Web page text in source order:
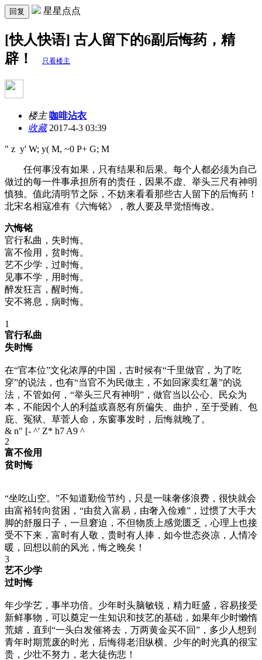
回复 星星点点
[快人快语] 古人留下的6副后悔药，精
辟！
只看楼主
楼主 咖啡沾衣
收藏2017-4-3 03:39
" z y' W; y( M, ~0 P+ G; M
任何事没有如果，只有结果和后果。每个人都必须为自己
做过的每一件事承担所有的责任，因果不虚、举头三尺有神明
慎独。值此清明节之际，不妨来看看那些古人留下的后悔药！
北宋名相寇准有《六悔铭》，教人要及早觉悟悔改。
六悔铭
官行私曲，失时悔。
富不俭用，贫时悔。
艺不少学，过时悔。
见事不学，用时悔。
醉发狂言，醒时悔。
安不将息，病时悔。
1
官行私曲
失时悔
在“官本位”文化浓厚的中国，古时候有“千里做官，为了吃
穿”的说法，也有“当官不为民做主，不如回家卖红薯”的说
法，不管如何，“举头三尺有神明”，做官当以公心、民众为
本，不能因个人的利益或喜怒有所偏失、曲护，至于受贿、包
庇、冤狱、草菅人命，东窗事发时，后悔就晚了。
& n" [- ^' Z* h7 A9 ^
2
富不俭用
贫时悔
“坐吃山空。”不知道勤俭节约，只是一味奢侈浪费，很快就会
由富裕转向贫困，“由贫入富易，由奢入俭难”，过惯了大手大
脚的舒服日子，一旦窘迫，不但物质上感觉匮乏，心理上也接
受不下来，富时有人敬，贵时有人捧，如今世态炎凉，人情冷
暖，回想以前的风光，悔之晚矣！
3
艺不少学
过时悔
年少学艺，事半功倍。少年时头脑敏锐，精力旺盛，容易接受
新鲜事物，可以奠定一生知识和技艺的基础，如果年少时懒惰
荒嬉，直到“一头白发催将去，万两黄金买不回”，多少人想到
青年时期荒废的时光，后悔得老泪纵横。少年的时光真的很宝
贵，少壮不努力，老大徒伤悲！